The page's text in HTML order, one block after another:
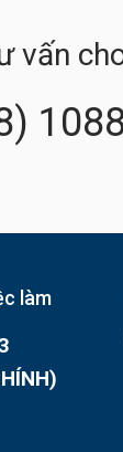
vấn
làm